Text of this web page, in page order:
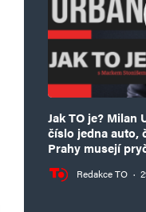
Jak TO je? Milan
číslo jedna auto,
Prahy musejí
Redakce TO ·